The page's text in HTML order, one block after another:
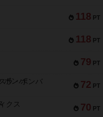
118 PT
118 PT
79 PT
72 PT
ラ・ボンバ
70 PT
クス